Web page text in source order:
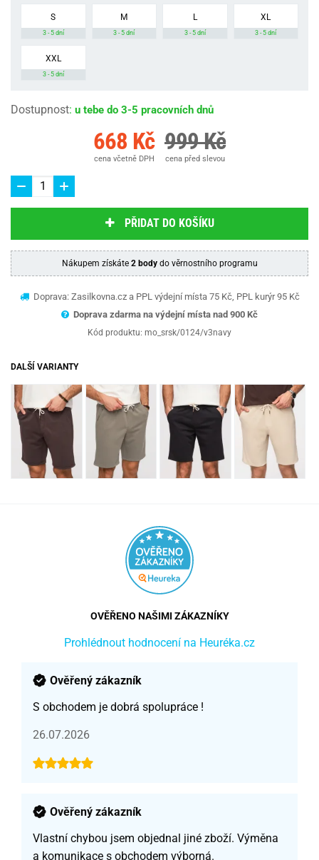
S
3 - 5 dní
M
3 - 5 dní
L
3 - 5 dní
XL
3 - 5 dní
XXL
3 - 5 dní
Dostupnost: u tebe do 3-5 pracovních dnů
668 Kč
cena včetně DPH
999 Kč
cena před slevou
PŘIDAT DO KOŠÍKU
Nákupem získáte 2 bodydo věrnostního programu
Doprava: Zasilkovna.cz a PPL výdejní místa 75 Kč, PPL kurýr 95 Kč
Doprava zdarma na výdejní místa nad 900 Kč
Kód produktu: mo_srsk/0124/v3navy
DALŠÍ VARIANTY
OVĚŘENO NAŠIMI ZÁKAZNÍKY
Prohlédnout hodnocení na Heuréka.cz
Ověřený zákazník
S obchodem je dobrá spolupráce !
26.07.2026
Ověřený zákazník
Vlastní chybou jsem objednal jiné zboží. Výměna
a komunikace s obchodem výborná.